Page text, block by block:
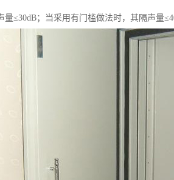
≤30dB；当采用有门槛做法时，其隔声量